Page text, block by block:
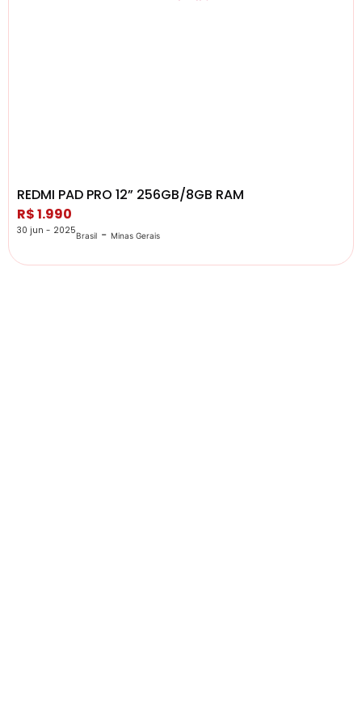
REDMI PAD PRO 12” 256GB/8GB RAM
R$ 1.990
30 jun - 2025Brasil - Minas Gerais